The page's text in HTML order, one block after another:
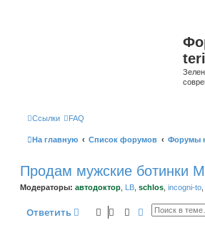
Ссылки FAQ
На главную Список форумов Форумы
Продам мужские ботинки
Модераторы: автодоктор LB schlos incogni-to
Ответить Поиск